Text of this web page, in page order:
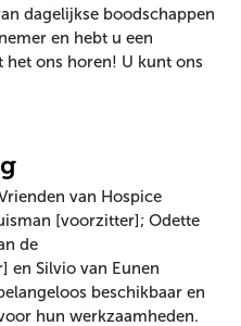
dagelijkse boodschappen
en hebt u een
het ons horen! U kunt ons
van Hospice
[voorzitter]; Odette
de
en Silvio van Eunen
beschikbaar en
hun werkzaamheden.